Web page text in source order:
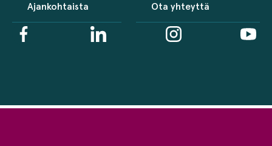
Ajankohtaista Ota yhteyttä